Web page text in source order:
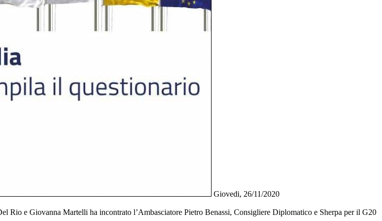
Giovedi, 26/11/2020
Rio e Giovanna Martelli ha incontrato l’Ambasciatore Pietro Benassi, Consigliere Diplomatico e Sherpa per il G20